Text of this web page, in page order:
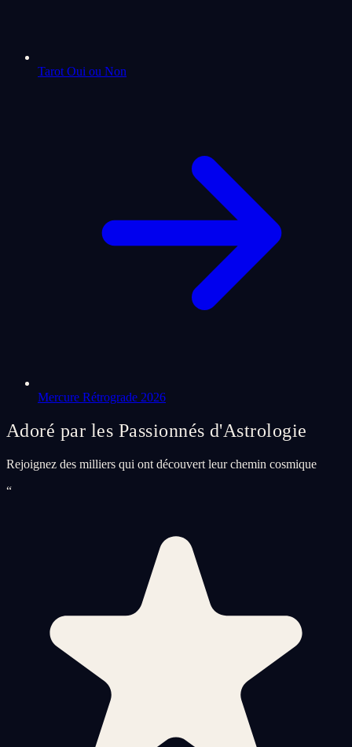
Tarot Oui ou Non
Mercure Rétrograde 2026
Adoré par les Passionnés d'Astrologie
Rejoignez des milliers qui ont découvert leur chemin cosmique
“